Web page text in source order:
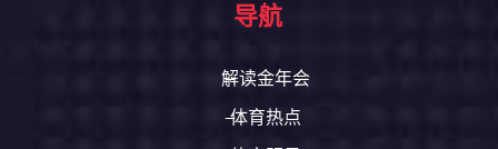
导航
解读金年会
体育热点